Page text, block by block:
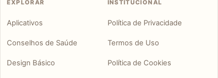
EXPLORAR
Aplicativos
Conselhos de Saúde
Design Básico
INSTITUCIONAL
Política de Privacidade
Termos de Uso
Política de Cookies